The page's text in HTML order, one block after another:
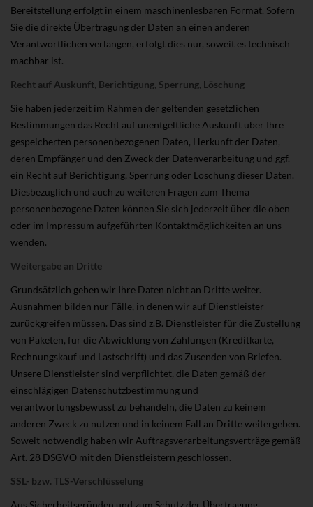
Bereitstellung erfolgt in einem maschinenlesbaren Format. Sofern
Sie die direkte Übertragung der Daten an einen anderen
Verantwortlichen verlangen, erfolgt dies nur, soweit es technisch
machbar ist.
Recht auf Auskunft, Berichtigung, Sperrung, Löschung
Sie haben jederzeit im Rahmen der geltenden gesetzlichen
Bestimmungen das Recht auf unentgeltliche Auskunft über Ihre
gespeicherten personenbezogenen Daten, Herkunft der Daten,
deren Empfänger und den Zweck der Datenverarbeitung und ggf.
ein Recht auf Berichtigung, Sperrung oder Löschung dieser Daten.
Diesbezüglich und auch zu weiteren Fragen zum Thema
personenbezogene Daten können Sie sich jederzeit über die oben
oder im Impressum aufgeführten Kontaktmöglichkeiten an uns
wenden.
Weitergabe an Dritte
Grundsätzlich geben wir Ihre Daten nicht an Dritte weiter.
Ausnahmen bilden nur Fälle, in denen wir auf Dienstleister
zurückgreifen müssen. Das sind z.B. Dienstleister für die Zustellung
von Paketen, für die Abwicklung von Zahlungen (Kreditkarte,
Rechnungskauf und Lastschrift) und das Zusenden von Briefen.
Unsere Dienstleister sind verpflichtet, die Daten gemäß der
einschlägigen Datenschutzbestimmung und
verantwortungsbewusst zu behandeln, die Daten zu keinem
anderen Zweck zu nutzen und in keinem Fall an Dritte weitergeben.
Soweit notwendig haben wir Auftragsverarbeitungsverträge gemäß
Art. 28 DSGVO mit den Dienstleistern geschlossen.
SSL- bzw. TLS-Verschlüsselung
Aus Sicherheitsgründen und zum Schutz der Übertragung